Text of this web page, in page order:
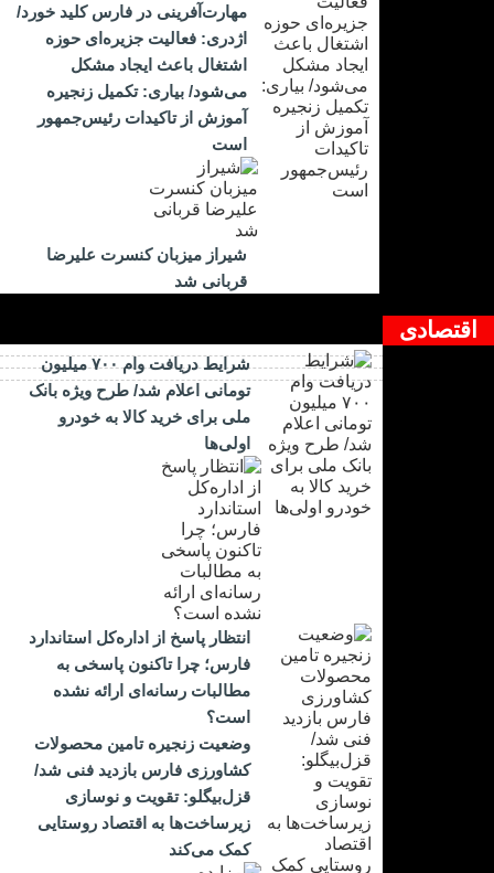
مهارت‌آفرینی در فارس کلید خورد/
اژدری: فعالیت جزیره‌‌ای حوزه
اشتغال باعث ایجاد مشکل
می‌شود/ بیاری: تکمیل زنجیره
آموزش از تاکیدات رئیس‌جمهور
است
شیراز میزبان کنسرت علیرضا
قربانی شد
اقتصادی
شرایط دریافت وام ۷۰۰ میلیون
تومانی اعلام شد/ طرح ویژه بانک
ملی برای خرید کالا به خودرو
اولی‌ها
انتظار پاسخ از اداره‌کل استاندارد
فارس؛ چرا تاکنون پاسخی به
مطالبات رسانه‌ای ارائه نشده
است؟
وضعیت زنجیره تامین محصولات
کشاورزی فارس بازدید فنی شد/
قزل‌بیگلو: تقویت و نوسازی
زیرساخت‌ها به اقتصاد روستایی
کمک می‌کند